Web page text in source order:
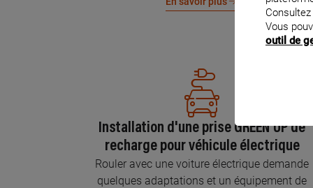
Installation d'une prise GREEN'UP de
recharge pour véhicule électrique
Rouler avec une voiture électrique demande
quelques adaptations et un équipement de
Vous
outil de